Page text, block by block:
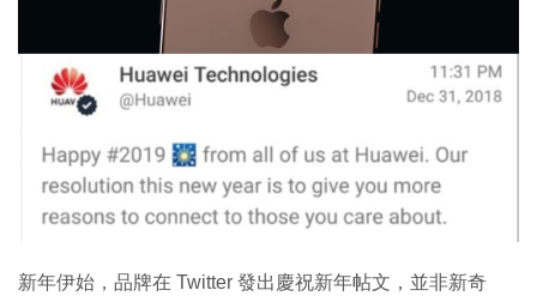
新年伊始，品牌在 Twitter 發出慶祝新年帖文，並非新奇